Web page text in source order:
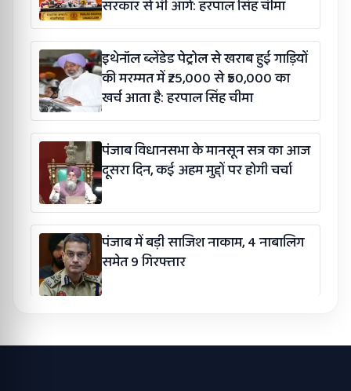
सरकार से भी आगे: हरपाल सिंह चीमा
इथेनॉल ब्लेंडेड पेट्रोल से खराब हुई गाड़ियों
की मरम्मत में ₹25,000 से ₹50,000 का
खर्च आता है: हरपाल सिंह चीमा
पंजाब विधानसभा के मानसून सत्र का आज
दूसरा दिन, कई अहम मुद्दों पर होगी चर्चा
पंजाब में बड़ी साजिश नाकाम, 4 नाबालिग
समेत 9 गिरफ्तार